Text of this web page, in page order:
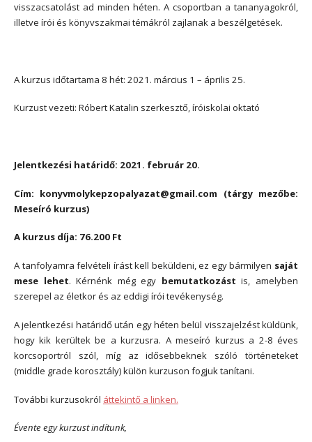
visszacsatolást ad minden héten. A csoportban a tananyagokról,
illetve írói és könyvszakmai témákról zajlanak a beszélgetések.
A kurzus időtartama 8 hét: 2021. március 1 – április 25.
Kurzust vezeti: Róbert Katalin szerkesztő, íróiskolai oktató
Jelentkezési határidő: 2021. február 20.
Cím: konyvmolykepzopalyazat@gmail.com (tárgy mezőbe:
Meseíró kurzus)
A kurzus díja: 76.200 Ft
A tanfolyamra felvételi írást kell beküldeni, ez egy bármilyen saját
mese lehet. Kérnénk még egy bemutatkozást is, amelyben
szerepel az életkor és az eddigi írói tevékenység.
A jelentkezési határidő után egy héten belül visszajelzést küldünk,
hogy kik kerültek be a kurzusra. A meseíró kurzus a 2-8 éves
korcsoportról szól, míg az idősebbeknek szóló történeteket
(middle grade korosztály) külön kurzuson fogjuk tanítani.
További kurzusokról áttekintő a linken.
Évente egy kurzust indítunk,